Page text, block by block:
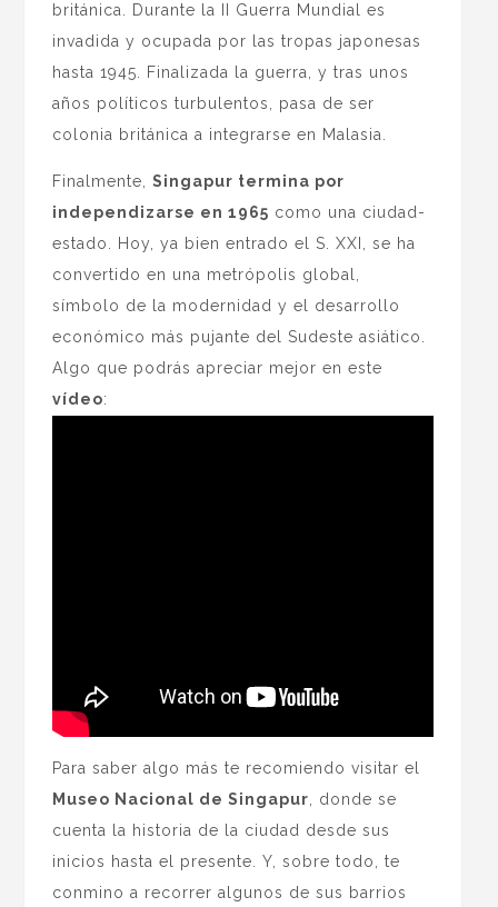
británica. Durante la II Guerra Mundial es
invadida y ocupada por las tropas japonesas
hasta 1945. Finalizada la guerra, y tras unos
años políticos turbulentos, pasa de ser
colonia británica a integrarse en Malasia.
Finalmente,Singapur termina por
independizarse en 1965 como una ciudad-
estado. Hoy, ya bien entrado el S. XXI, se ha
convertido en una metrópolis global,
símbolo de la modernidad y el desarrollo
económico más pujante del Sudeste asiático.
Algo que podrás apreciar mejor en este
vídeo:
Para saber algo más te recomiendo visitar el
Museo Nacional de Singapur, donde se
cuenta la historia de la ciudad desde sus
inicios hasta el presente. Y, sobre todo, te
conmino a recorrer algunos de sus barrios